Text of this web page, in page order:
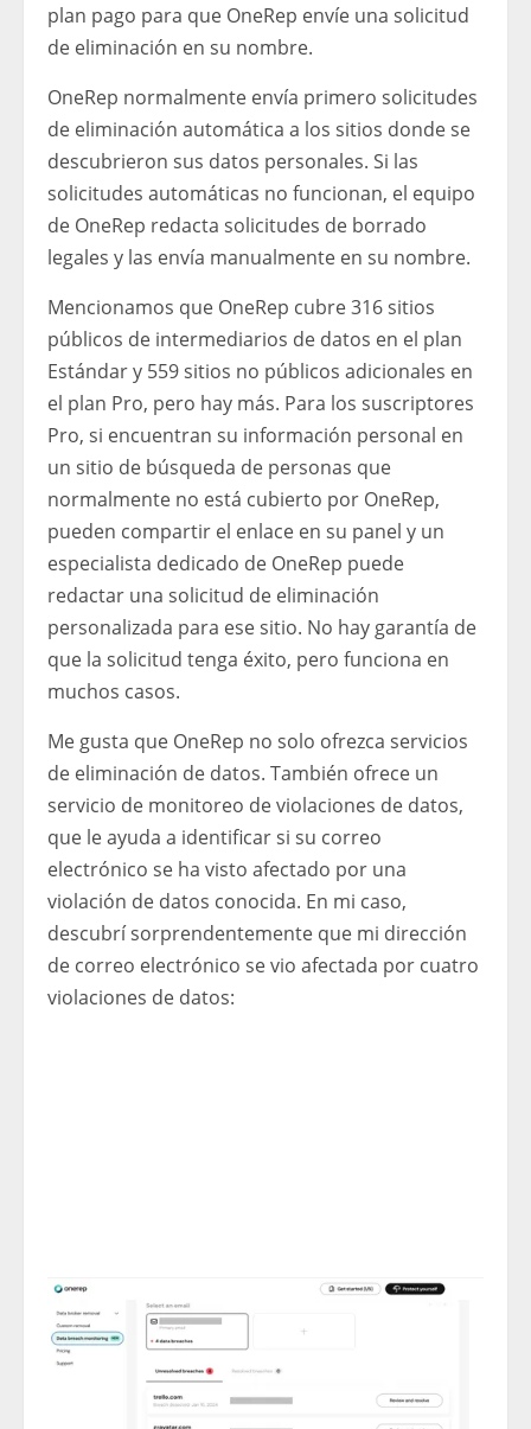
plan pago para que OneRep envíe una solicitud
de eliminación en su nombre.
OneRep normalmente envía primero solicitudes
de eliminación automática a los sitios donde se
descubrieron sus datos personales. Si las
solicitudes automáticas no funcionan, el equipo
de OneRep redacta solicitudes de borrado
legales y las envía manualmente en su nombre.
Mencionamos que OneRep cubre 316 sitios
públicos de intermediarios de datos en el plan
Estándar y 559 sitios no públicos adicionales en
el plan Pro, pero hay más. Para los suscriptores
Pro, si encuentran su información personal en
un sitio de búsqueda de personas que
normalmente no está cubierto por OneRep,
pueden compartir el enlace en su panel y un
especialista dedicado de OneRep puede
redactar una solicitud de eliminación
personalizada para ese sitio. No hay garantía de
que la solicitud tenga éxito, pero funciona en
muchos casos.
Me gusta que OneRep no solo ofrezca servicios
de eliminación de datos. También ofrece un
servicio de monitoreo de violaciones de datos,
que le ayuda a identificar si su correo
electrónico se ha visto afectado por una
violación de datos conocida. En mi caso,
descubrí sorprendentemente que mi dirección
de correo electrónico se vio afectada por cuatro
violaciones de datos: